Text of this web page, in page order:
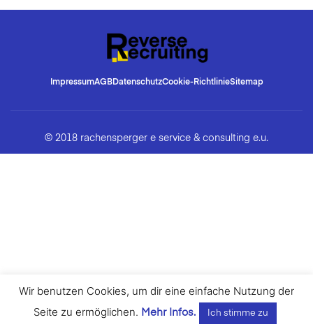
ImpressumAGBDatenschutzCookie-RichtlinieSitemap
© 2018 rachensperger e service & consulting e.u.
Wir benutzen Cookies, um dir eine einfache Nutzung der
Seite zu ermöglichen. Mehr Infos. Ich stimme zu